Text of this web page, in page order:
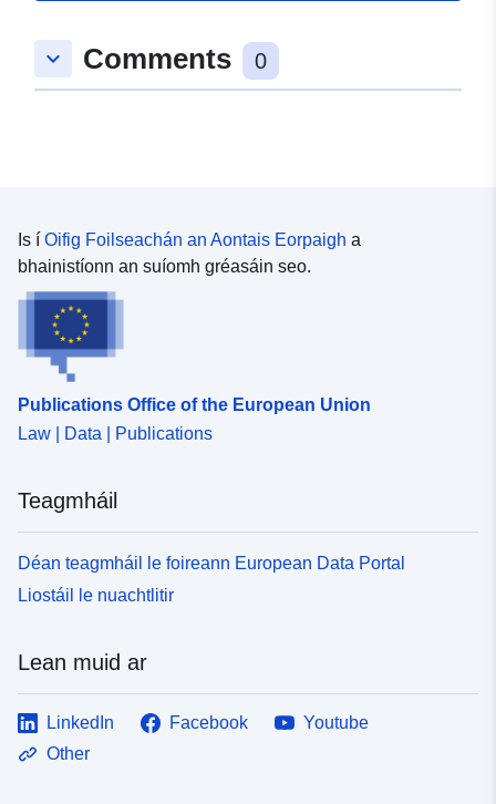
keyboard_arrow_down Comments 0
Is í Oifig Foilseachán an Aontais Eorpaigh a
bhainistíonn an suíomh gréasáin seo.
Publications Office of the European Union
Law | Data | Publications
Teagmháil
Déan teagmháil le foireann European Data Portal
Liostáil le nuachtlitir
Lean muid ar
LinkedIn Facebook
Youtube
Other